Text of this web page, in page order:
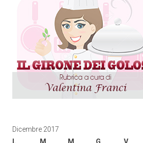
Dicembre 2017
L
M M G V